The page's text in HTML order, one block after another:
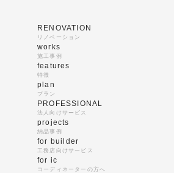
RENOVATION
リノベーション
works
施工事例
features
特徴
plan
プラン
PROFESSIONAL
法人向けサービス
projects
納品事例
for builder
工務店向けサービス
for ic
コーディネーターの方へ